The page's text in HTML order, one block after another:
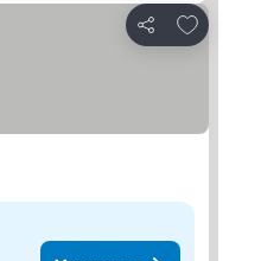
Partilhar